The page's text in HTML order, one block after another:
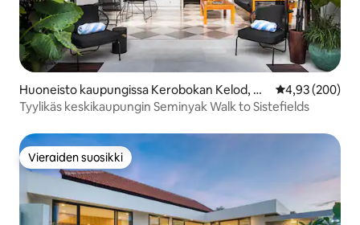
Huoneisto kaupungissa Kerobokan Kelod, Ke
c. Kuta Utara, Kabupaten Badung
4,93 (200)
Tyylikäs keskikaupungin Seminyak Walk to Sistefields
Vieraiden suosikki
Vieraiden suosikki